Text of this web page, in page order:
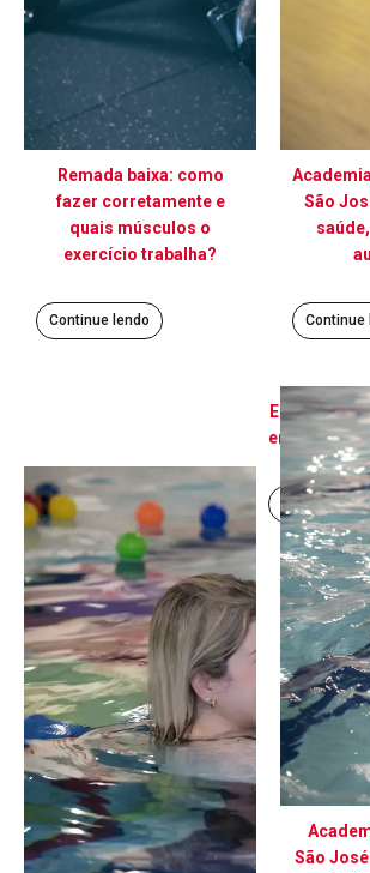
Remada baixa: como
fazer corretamente e
quais músculos o
exercício trabalha?
Continue lendo
São
Continue
Escola de
em São
Continue
São